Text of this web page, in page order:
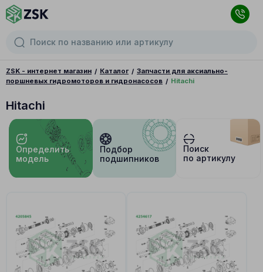
ZSK - интернет магазин Каталог
Запчасти для аксиально-
поршневых гидромоторов и гидронасосов
Hitachi
Hitachi
Определить
модель
Подбор
подшипников
Поиск
по артикулу